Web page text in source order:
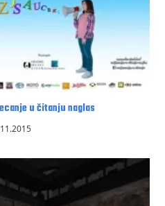
u čitanju naglas